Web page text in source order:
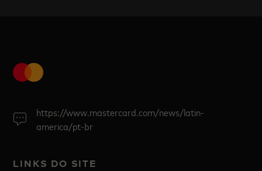
https://www.mastercard.com/news/latin-
america/pt-br
LINKS DO SITE